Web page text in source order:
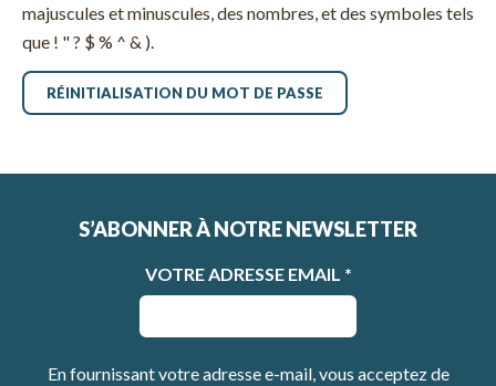
majuscules et minuscules, des nombres, et des symboles tels
que ! " ? $ % ^ & ).
S’ABONNER À NOTRE NEWSLETTER
VOTRE ADRESSE EMAIL *
En fournissant votre adresse e-mail, vous acceptez de